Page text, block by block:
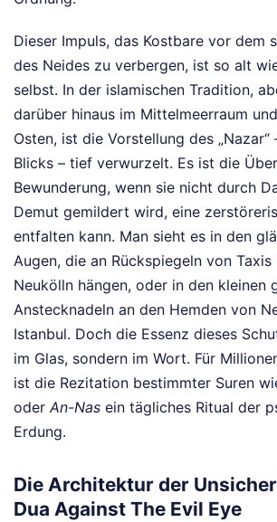
Dieser Impuls, das Kostbare vor dem
des Neides zu verbergen, ist so alt
selbst. In der islamischen Tradition,
darüber hinaus im Mittelmeerraum
Osten, ist die Vorstellung des „Nazar“
Blicks – tief verwurzelt. Es ist die
Bewunderung, wenn sie nicht durch
Demut gemildert wird, eine
entfalten kann. Man sieht es in den
Augen, die an Rückspiegeln von Taxis
Neukölln hängen, oder in den kleinen
Anstecknadeln an den Hemden von
Istanbul. Doch die Essenz dieses
im Glas, sondern im Wort. Für
ist die Rezitation bestimmter Suren
oder An-Nas ein tägliches Ritual der
Erdung.
Die Architektur der
Dua Against The Evil Eye